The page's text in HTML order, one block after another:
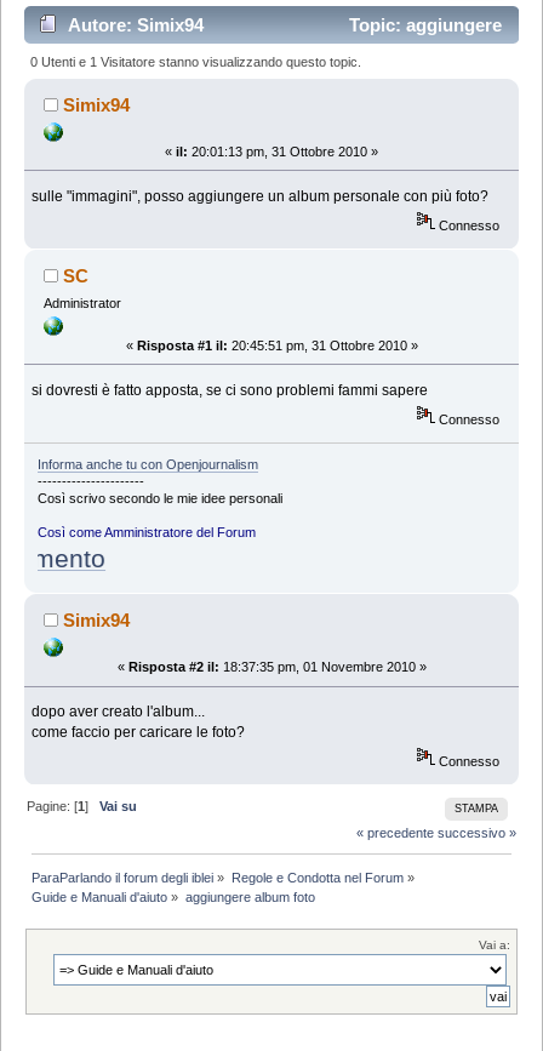
Autore: Simix94
Topic: aggiungere
album foto (Letto 34254 volte)
0 Utenti e 1 Visitatore stanno visualizzando questo topic.
Simix94
« il: 20:01:13 pm, 31 Ottobre 2010 »
sulle "immagini", posso aggiungere un album personale con più foto?
Connesso
SC
Administrator
« Risposta #1 il: 20:45:51 pm, 31 Ottobre 2010 »
si dovresti è fatto apposta, se ci sono problemi fammi sapere
Connesso
Informa anche tu con Openjournalism
----------------------
Così scrivo secondo le mie idee personali
Così come Amministratore del Forum
Simix94
« Risposta #2 il: 18:37:35 pm, 01 Novembre 2010 »
dopo aver creato l'album...
come faccio per caricare le foto?
Connesso
STAMPA
Pagine: [1]Vai su
« precedente successivo »
ParaParlando il forum degli iblei » Regole e Condotta nel Forum»
Guide e Manuali d'aiuto » aggiungere album foto
Vai a: